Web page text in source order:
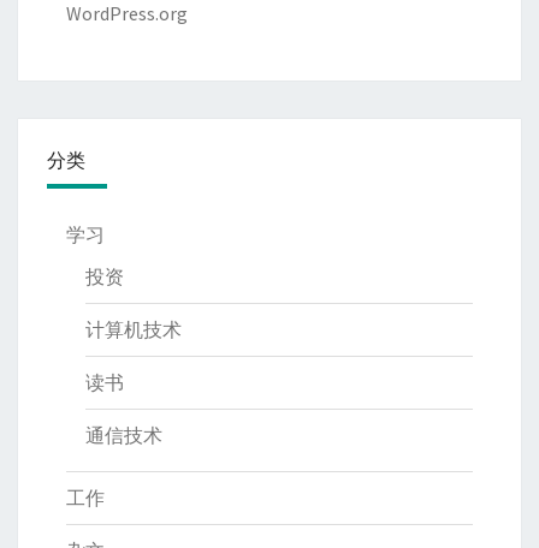
WordPress.org
分类
学习
投资
计算机技术
读书
通信技术
工作